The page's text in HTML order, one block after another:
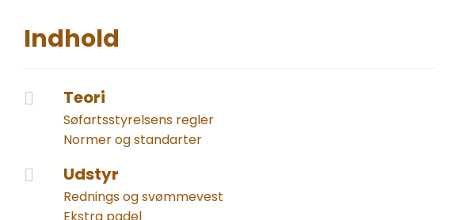
Indhold
Teori
Søfartsstyrelsens regler
Normer og standarter
Udstyr
Rednings og svømmevest